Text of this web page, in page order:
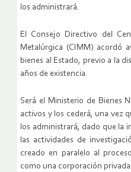
los administrará.
El Consejo Directivo del
Metalúrgica (CIMM) acordó
bienes al Estado, previo a la
años de existencia.
Será el Ministerio de Bienes
activos y los cederá, una vez
los administrará, dado que la
las actividades de
creado en paralelo al
como una corporación